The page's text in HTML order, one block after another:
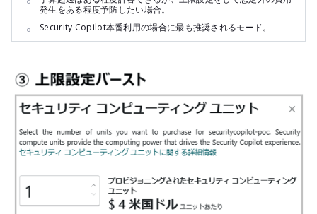
発生をある程度予防したい場合。
Security Copilot本番利用の場合に最も推奨されるモード。